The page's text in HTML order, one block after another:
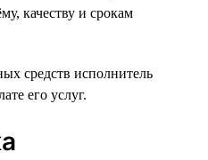
качеству и срокам
средств исполнитель
его услуг.